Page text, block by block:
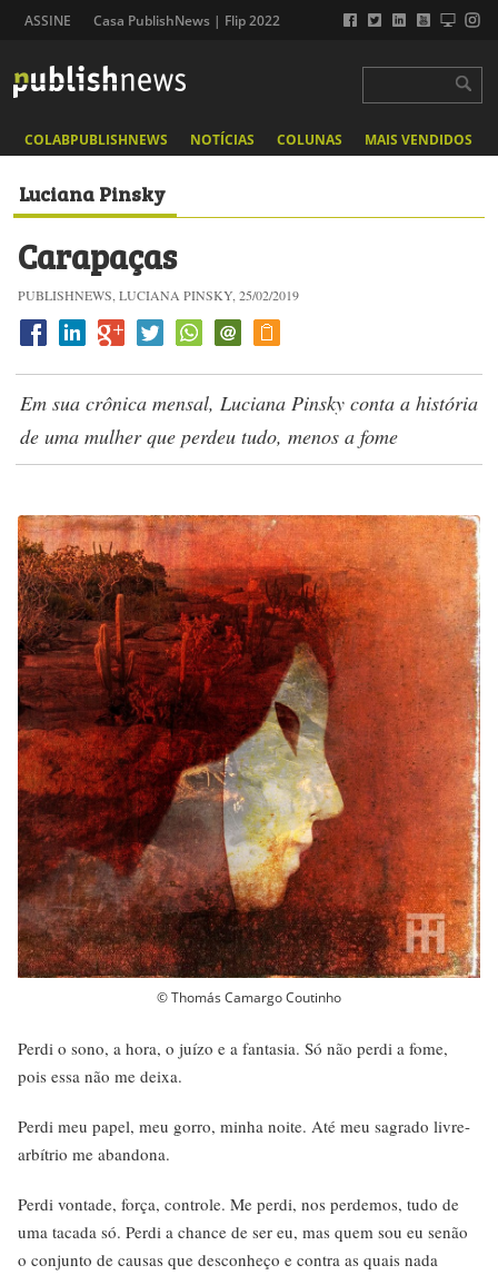
ASSINE Casa PublishNews | Flip 2022
COLABPUBLISHNEWS NOTÍCIAS COLUNAS MAIS VENDIDOS
Luciana Pinsky
Carapaças
PUBLISHNEWS, LUCIANA PINSKY, 25/02/2019
Em sua crônica mensal, Luciana Pinsky conta a história
de uma mulher que perdeu tudo, menos a fome
© Thomás Camargo Coutinho
Perdi o sono, a hora, o juízo e a fantasia. Só não perdi a fome,
pois essa não me deixa.
Perdi meu papel, meu gorro, minha noite. Até meu sagrado livre-
arbítrio me abandona.
Perdi vontade, força, controle. Me perdi, nos perdemos, tudo de
uma tacada só. Perdi a chance de ser eu, mas quem sou eu senão
o conjunto de causas que desconheço e contra as quais nada